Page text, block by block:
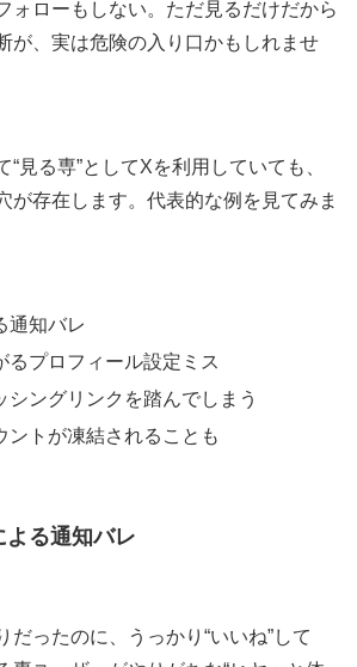
ォローもしない。ただ見るだけだから
が、実は危険の入り口かもしれませ
“見る専”としてXを利用していても、
が存在します。代表的な例を見てみま
通知バレ
るプロフィール設定ミス
シングリンクを踏んでしまう
ントが凍結されることも
よる通知バレ
だったのに、うっかり“いいね”して